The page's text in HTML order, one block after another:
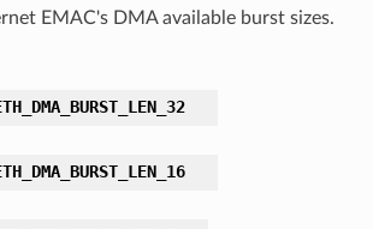
EMAC's DMA available burst sizes.